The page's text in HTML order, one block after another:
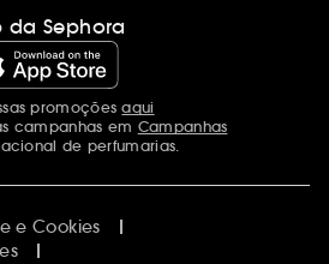
da Sephora
promoçõesaqui
campanhas em Campanhas
de perfumarias.
e Cookies